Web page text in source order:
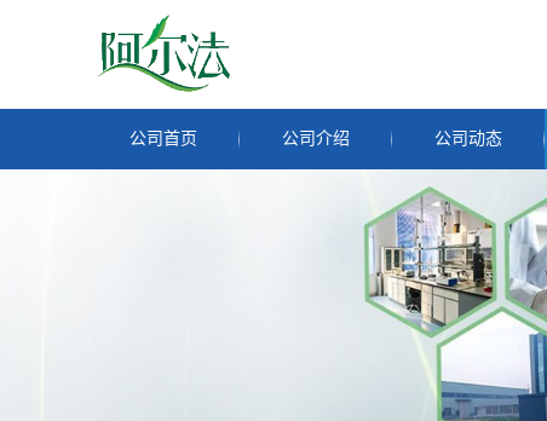
公司首页 公司介绍 公司动态